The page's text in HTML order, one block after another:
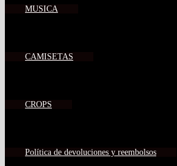
MUSICA
CAMISETAS
CROPS
Política de devoluciones y reembolsos